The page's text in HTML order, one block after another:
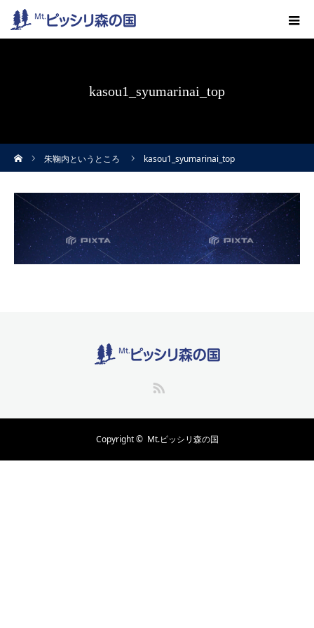
kasou1_syumarinai_top
朱鞠内というところ
kasou1_syumarinai_top
Copyright © Mt.ピッシリ森の国